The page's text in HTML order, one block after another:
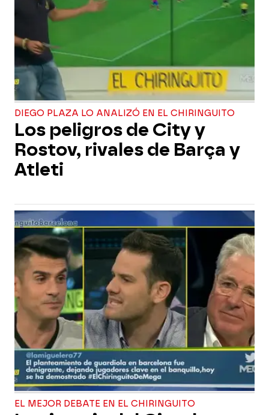
DIEGO PLAZA LO ANALIZÓ EN EL CHIRINGUITO
Los peligros de City y
Rostov, rivales de Barça y
Atleti
EL MEJOR DEBATE EN EL CHIRINGUITO